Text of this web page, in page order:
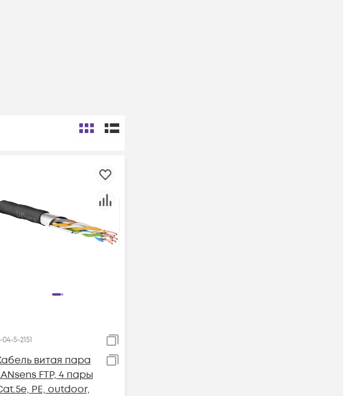
5-2151
витая пара
FTP, 4 пары
PE, outdoor,